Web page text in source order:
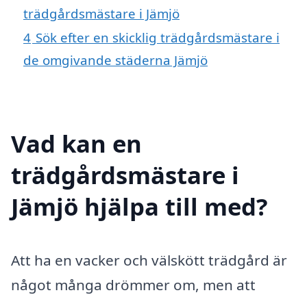
trädgårdsmästare i Jämjö
4 Sök efter en skicklig trädgårdsmästare i
de omgivande städerna Jämjö
Vad kan en
trädgårdsmästare i
Jämjö hjälpa till med?
Att ha en vacker och välskött trädgård är
något många drömmer om, men att